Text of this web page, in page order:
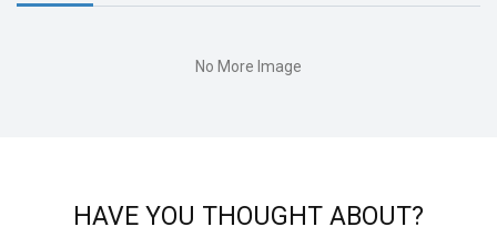
No More Image
HAVE YOU THOUGHT ABOUT?